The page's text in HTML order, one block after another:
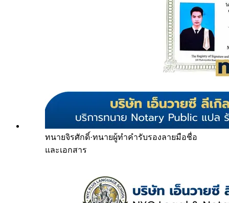
ทนายจิรศักดิ์·ทนายผู้ทำคำรับรองลายมือชื่อ
และเอกสาร